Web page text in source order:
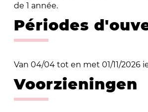
de 1 année.
Périodes
Van 04/04 tot en met 01/11/2026
Voorzieningen